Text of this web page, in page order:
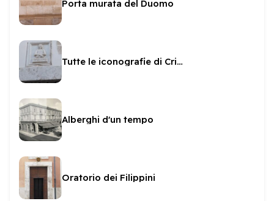
Porta murata del Duomo
Tutte le iconografie di Cristo
Alberghi d'un tempo
Oratorio dei Filippini